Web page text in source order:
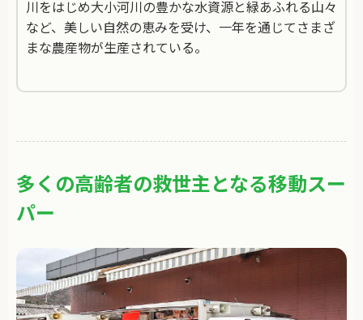
川をはじめ大小河川の豊かな水資源と緑あふれる山々
など、美しい自然の恵みを受け、一年を通じてさまざ
まな農産物が生産されている。
多くの高齢者の救世主となる移動スー
パー